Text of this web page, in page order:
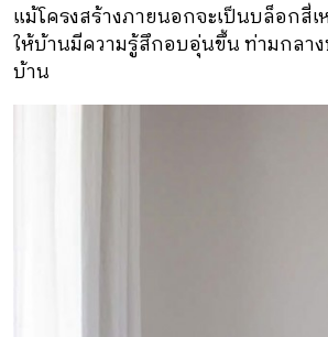
แม้โครงสร้างภายนอกจะเป็นบล็อกสี่
ให้บ้านมีความรู้สึกอบอุ่นขึ้น ท่ามกลา
บ้าน